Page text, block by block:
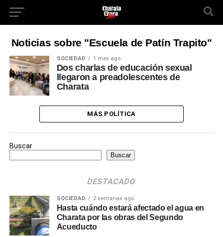
Noticias sobre "Escuela de Patín Trapito"
SOCIEDAD 1 mes ago
Dos charlas de educación sexual
llegaron a preadolescentes de
Charata
MÁS POLÍTICA
Buscar
Buscar
DESTACADO
SOCIEDAD 2 semanas ago
Hasta cuándo estará afectado el agua en
Charata por las obras del Segundo
Acueducto